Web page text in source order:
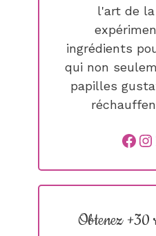
l'art de
ingrédients
qui non
papilles
Obtenez +30